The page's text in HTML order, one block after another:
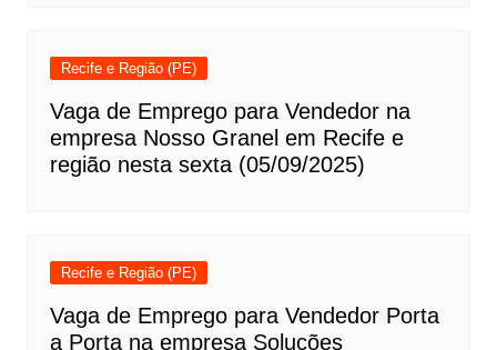
Recife e Região (PE)
Vaga de Emprego para Vendedor na
empresa Nosso Granel em Recife e
região nesta sexta (05/09/2025)
Recife e Região (PE)
Vaga de Emprego para Vendedor Porta
a Porta na empresa Soluções